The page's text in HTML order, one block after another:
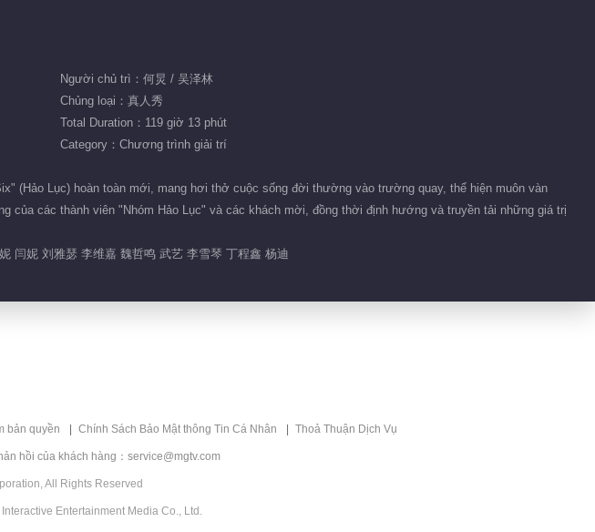
Người chủ trì：何炅 / 吴泽林
Chủng loại：真人秀
Total Duration：119 giờ 13 phút
Category：Chương trình giải trí
(Hảo Lục) hoàn toàn mới, mang hơi thở cuộc sống đời thường vào trường quay, thể hiện muôn vàn
của các thành viên "Nhóm Hảo Lục" và các khách mời, đồng thời định hướng và truyền tải những giá trị
闫妮 刘雅瑟 李维嘉 魏哲鸣 武艺 李雪琴 丁程鑫 杨迪
bản quyền Chính Sách Bảo Mật thông Tin Cá Nhân Thoả Thuận Dịch Vụ
hồi của khách hàng：service@mgtv.com
All Rights Reserved
Entertainment Media Co., Ltd.